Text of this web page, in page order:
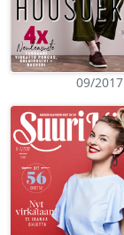
09/2017